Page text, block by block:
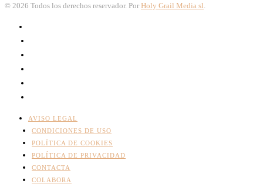
© 2026 Todos los derechos reservador. Por Holy Grail Media sl
AVISO LEGAL
CONDICIONES DE USO
POLÍTICA DE COOKIES
POLÍTICA DE PRIVACIDAD
CONTACTA
COLABORA